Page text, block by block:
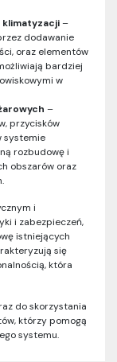
–
dodawanie
oraz elementów
bardziej
w
–
przycisków
systemie
rozbudowę i
obszarów oraz
i
i zabezpieczeń,
istniejących
się
która
do skorzystania
którzy pomogą
systemu.